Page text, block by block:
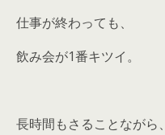
仕事が終わっても、
飲み会が1番キツイ。
長時間もさることながら、